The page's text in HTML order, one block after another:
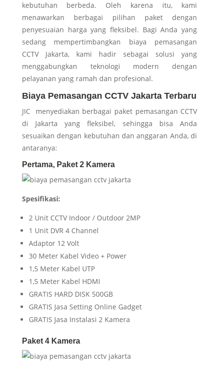
kebutuhan berbeda. Oleh karena itu, kami
menawarkan berbagai pilihan paket dengan
penyesuaian harga yang fleksibel. Bagi Anda yang
sedang mempertimbangkan biaya pemasangan
CCTV Jakarta, kami hadir sebagai solusi yang
menggabungkan teknologi modern dengan
pelayanan yang ramah dan profesional.
Biaya Pemasangan CCTV Jakarta Terbaru
JIC menyediakan berbagai paket pemasangan CCTV
di Jakarta yang fleksibel, sehingga bisa Anda
sesuaikan dengan kebutuhan dan anggaran Anda, di
antaranya:
Pertama, Paket 2 Kamera
Spesifikasi:
2 Unit CCTV Indoor / Outdoor 2MP
1 Unit DVR 4 Channel
Adaptor 12 Volt
30 Meter Kabel Video + Power
1,5 Meter Kabel UTP
1,5 Meter Kabel HDMI
GRATIS HARD DISK 500GB
GRATIS Jasa Setting Online Gadget
GRATIS Jasa Instalasi 2 Kamera
Paket 4 Kamera